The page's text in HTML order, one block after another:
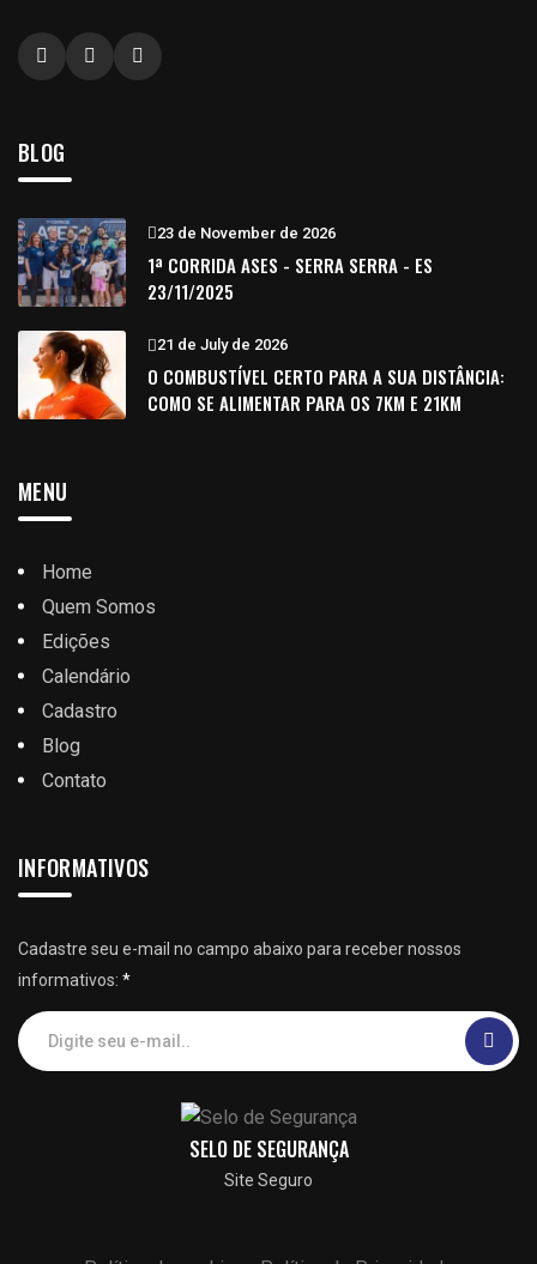
BLOG
23 de November de 2026
1ª CORRIDA ASES - SERRA SERRA - ES
23/11/2025
21 de July de 2026
O COMBUSTÍVEL CERTO PARA A SUA DISTÂNCIA:
COMO SE ALIMENTAR PARA OS 7KM E 21KM
MENU
Home
Quem Somos
Edições
Calendário
Cadastro
Blog
Contato
INFORMATIVOS
Cadastre seu e-mail no campo abaixo para receber nossos
informativos: *
SELO DE SEGURANÇA
Site Seguro